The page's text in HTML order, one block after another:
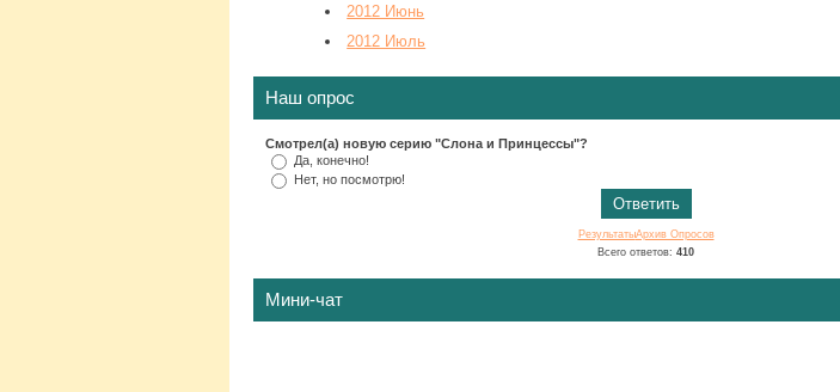
2012 Июнь
2012 Июль
Наш опрос
Смотрел(а) новую серию "Слона и Принцессы"?
Да, конечно!
Нет, но посмотрю!
РезультатыАрхив Опросов
Всего ответов: 410
Мини-чат